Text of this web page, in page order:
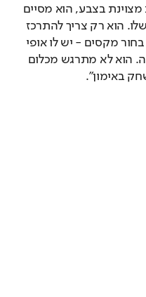
דומיננטי ביורוליג. יש לו התמצאות מצוינת בצבע, הוא מסיים
מצוין. הוא נייד מאוד יחסית לגודל שלו. הוא רק צריך להתרכז
בכדורסל ולא להרים את האף. הוא בחור מקסים - יש לו אופי
נהדר והוא חבר טוב בחדר ההלבשה. הוא לא מתרגש מכלום